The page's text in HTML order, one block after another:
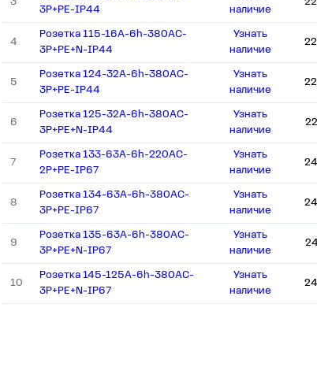
3P+PE-IP44
наличие
4
Розетка 115-16А-6h-380AC-
3P+PE+N-IP44
Узнать
наличие
5
Розетка 124-32А-6h-380AC-
3P+PE-IP44
Узнать
наличие
6
Розетка 125-32А-6h-380AC-
3P+PE+N-IP44
Узнать
наличие
7
Розетка 133-63А-6h-220AC-
2P+PE-IP67
Узнать
наличие
8
Розетка 134-63А-6h-380AC-
3P+PE-IP67
Узнать
наличие
9
Розетка 135-63А-6h-380AC-
3P+PE+N-IP67
Узнать
наличие
10
Розетка 145-125А-6h-380AC-
3P+PE+N-IP67
Узнать
наличие